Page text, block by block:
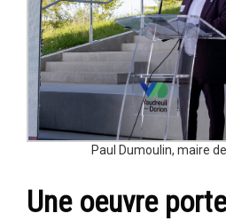
Paul Dumoulin, maire
Une oeuvre